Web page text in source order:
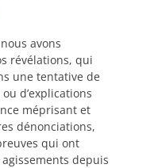
avons
révélations, qui
une tentative de
d’explications
méprisant et
dénonciations,
qui ont
depuis